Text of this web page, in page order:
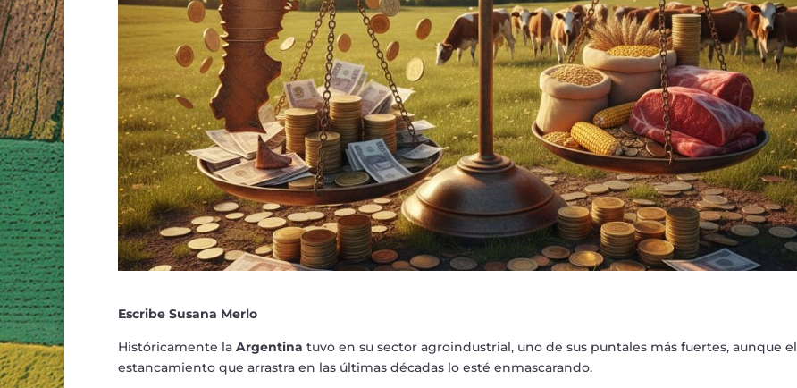
Escribe Susana Merlo
Históricamente la Argentina tuvo en su sector agroindustrial, uno de sus puntales más fuertes, aunque el
estancamiento que arrastra en las últimas décadas lo esté enmascarando.